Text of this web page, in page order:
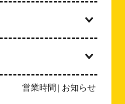
営業時間 | お知らせ